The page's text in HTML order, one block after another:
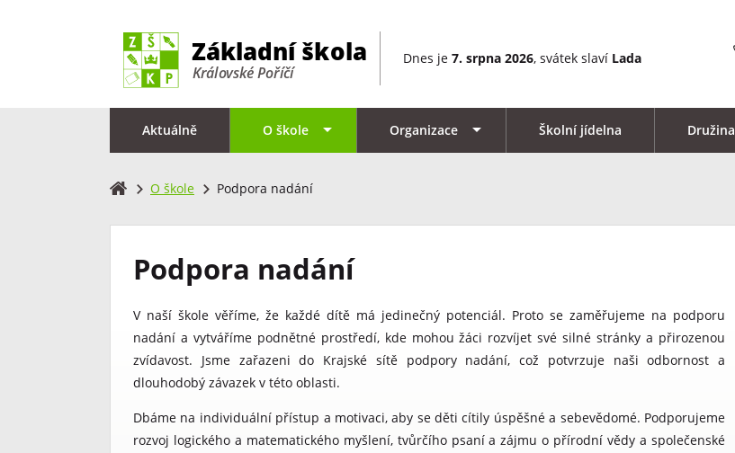
Dnes je 7. srpna 2026, svátek slaví Lada
Aktuálně O škole Organizace Školní jídelna Družina
O škole Podpora nadání
Podpora nadání
V naší škole věříme, že každé dítě má jedinečný potenciál. Proto se zaměřujeme na podporu
nadání a vytváříme podnětné prostředí, kde mohou žáci rozvíjet své silné stránky a přirozenou
zvídavost. Jsme zařazeni do Krajské sítě podpory nadání, což potvrzuje naši odbornost a
dlouhodobý závazek v této oblasti.
Dbáme na individuální přístup a motivaci, aby se děti cítily úspěšné a sebevědomé. Podporujeme
rozvoj logického a matematického myšlení, tvůrčího psaní a zájmu o přírodní vědy a společenské